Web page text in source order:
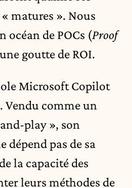
matures ». Nous
océan de POCs (Proof
goutte de ROI.
Microsoft Copilot
Vendu comme un
play », son
dépend pas de sa
la capacité des
leurs méthodes de